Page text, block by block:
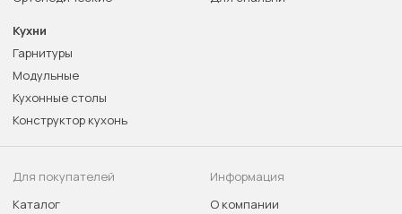
Кухни
Гарнитуры
Модульные
Кухонные столы
Конструктор кухонь
Для покупателей
Каталог
Информация
О компании